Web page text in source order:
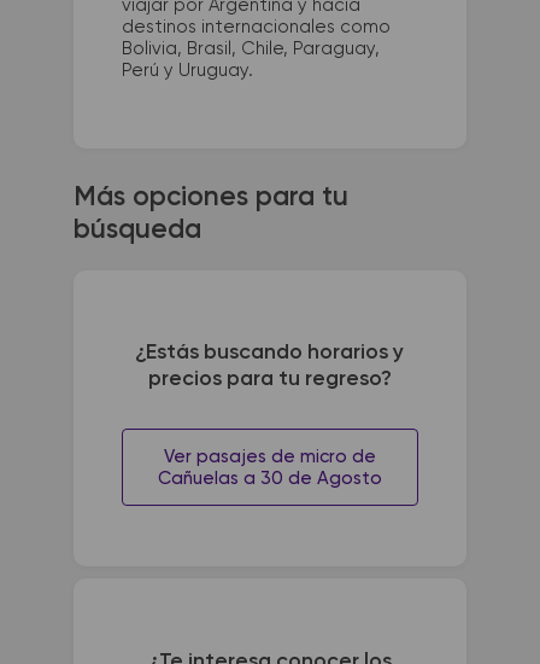
viajar por Argentina y hacia
destinos internacionales como
Bolivia, Brasil, Chile, Paraguay,
Perú y Uruguay.
Más opciones para tu
búsqueda
¿Estás buscando horarios y
precios para tu regreso?
Ver pasajes de micro de
Cañuelas a 30 de Agosto